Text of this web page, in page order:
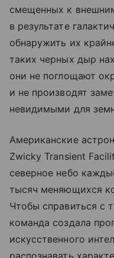
смещенных к
в результате
обнаружить их
таких черных дыр
они не поглощают
и не производят
невидимыми для
Американские
Zwicky Transient
северное небо
тысяч меняющихся
Чтобы справиться с
команда создала
искусственного
распознавать